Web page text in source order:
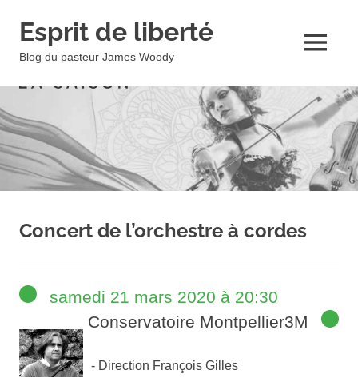
Skip
to
content
Esprit de liberté
Blog du pasteur James Woody MENU
Concert de l’orchestre à cordes
samedi 21 mars 2020 à 20:30
Conservatoire Montpellier3M
Direction François Gilles